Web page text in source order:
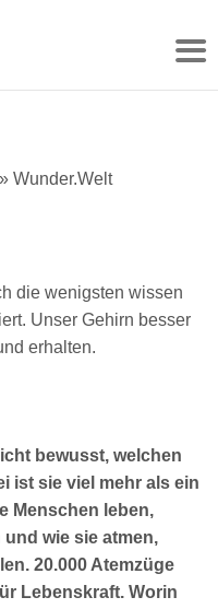
» Wunder.Welt
die wenigsten wissen
Unser Gehirn besser
erhalten.
bewusst, welchen
ist sie viel mehr als ein
Menschen leben,
wie sie atmen,
20.000 Atemzüge
Lebenskraft. Worin